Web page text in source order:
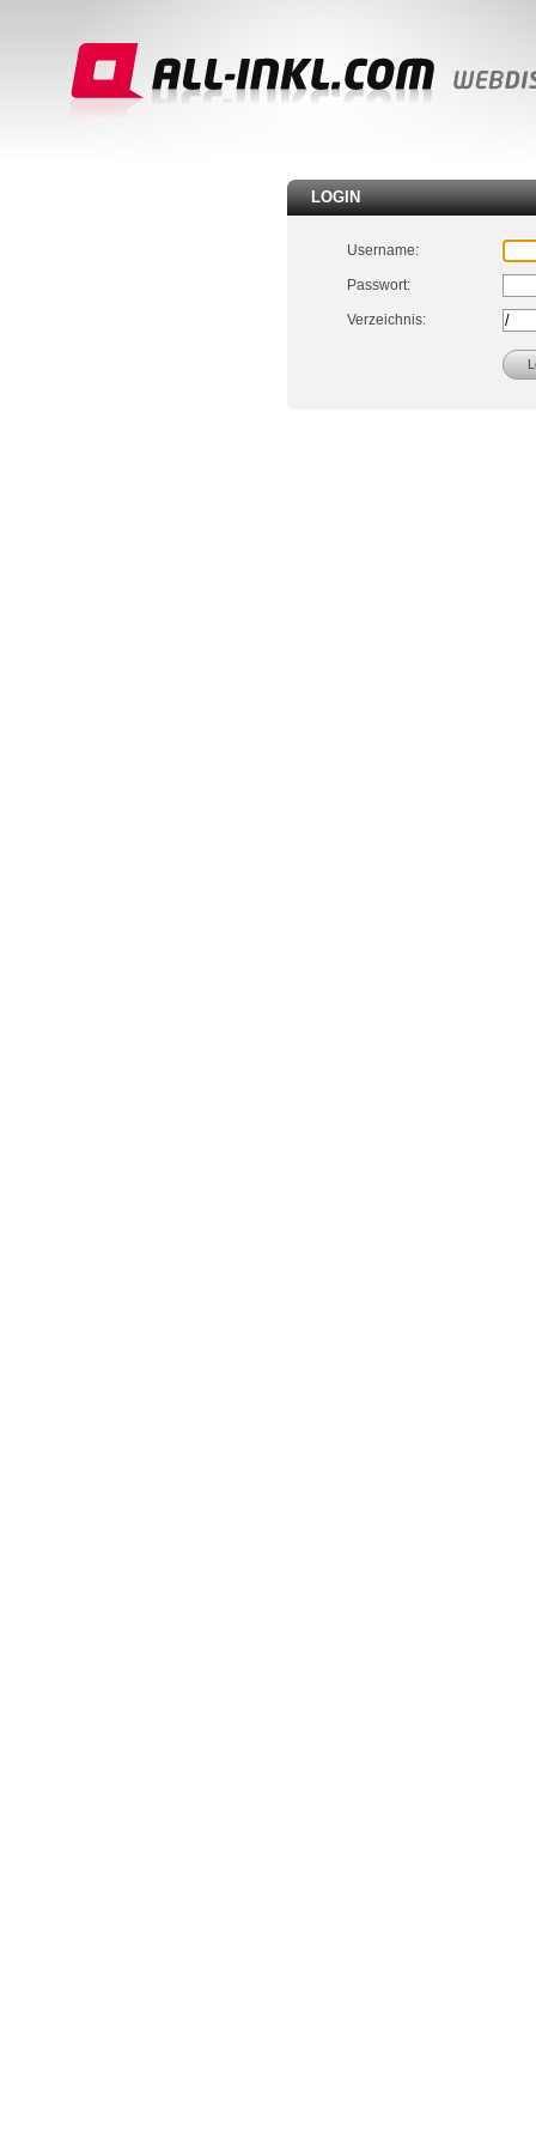
LOGIN
Username:
Passwort:
Verzeichnis: